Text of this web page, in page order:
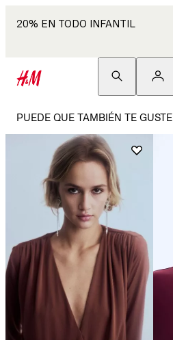
20% EN TODO INFANTIL
PUEDE QUE TAMBIÉN TE GUSTE